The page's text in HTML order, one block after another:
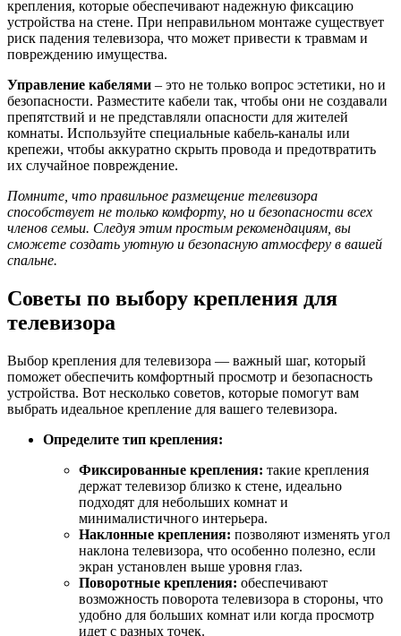
крепления, которые обеспечивают надежную фиксацию
устройства на стене. При неправильном монтаже существует
риск падения телевизора, что может привести к травмам и
повреждению имущества.
Управление кабелями – это не только вопрос эстетики, но и
безопасности. Разместите кабели так, чтобы они не создавали
препятствий и не представляли опасности для жителей
комнаты. Используйте специальные кабель-каналы или
крепежи, чтобы аккуратно скрыть провода и предотвратить
их случайное повреждение.
Помните, что правильное размещение телевизора
способствует не только комфорту, но и безопасности всех
членов семьи. Следуя этим простым рекомендациям, вы
сможете создать уютную и безопасную атмосферу в вашей
спальне.
Советы по выбору крепления для
телевизора
Выбор крепления для телевизора — важный шаг, который
поможет обеспечить комфортный просмотр и безопасность
устройства. Вот несколько советов, которые помогут вам
выбрать идеальное крепление для вашего телевизора.
Определите тип крепления:
Фиксированные крепления: такие крепления
держат телевизор близко к стене, идеально
подходят для небольших комнат и
минималистичного интерьера.
Наклонные крепления: позволяют изменять угол
наклона телевизора, что особенно полезно, если
экран установлен выше уровня глаз.
Поворотные крепления: обеспечивают
возможность поворота телевизора в стороны, что
удобно для больших комнат или когда просмотр
идет с разных точек.